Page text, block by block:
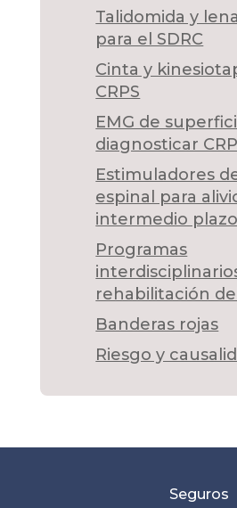
Talidomida y
para el SDRC
Cinta y
CRPS
EMG de
diagnosticar
Estimuladores
espinal para
intermedio plazo
Programas
rehabilitación
Banderas rojas
Riesgo y
Seguros